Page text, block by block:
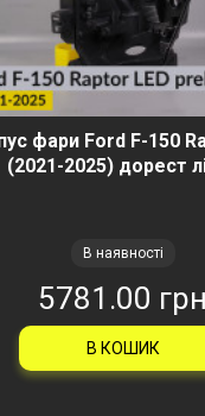
фари Ford F-150
(2021-2025) дорест
В наявності
5781.00 грн
В КОШИК